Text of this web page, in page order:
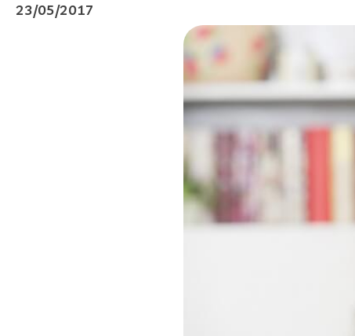
23/05/2017